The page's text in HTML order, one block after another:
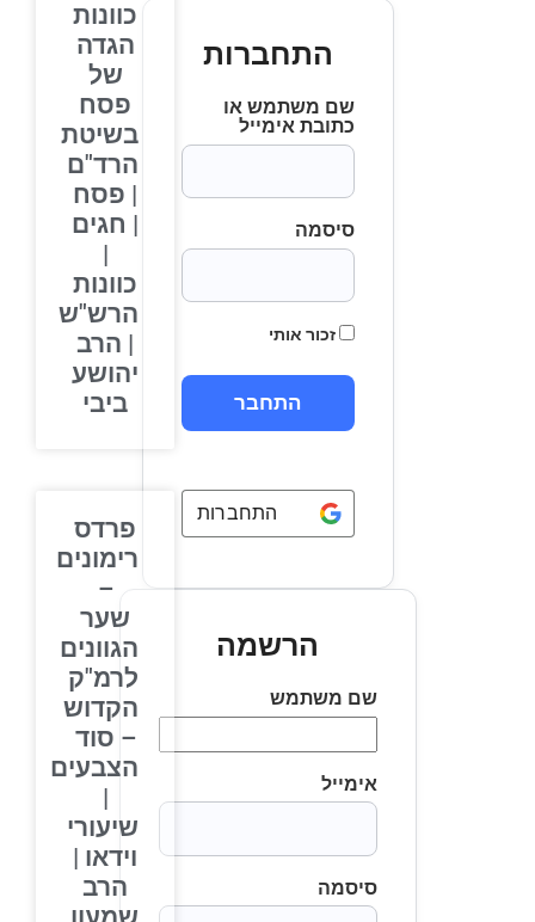
התחברות
שם משתמש או
כתובת אימייל
סיסמה
זכור אותי
התחברות באמצעות
הרשמה
שם משתמש
אימייל
סיסמה
כוונות
הגדה
של
פסח
בשיטת
הרד"ם
| פסח
| חגים
כוונות
הרש"ש
| הרב
יהושע
ביבי
פרדס
רימונים
שער
הגוונים
לרמ"ק
הקדוש
– סוד
הצבעים
שיעורי
וידאו |
הרב